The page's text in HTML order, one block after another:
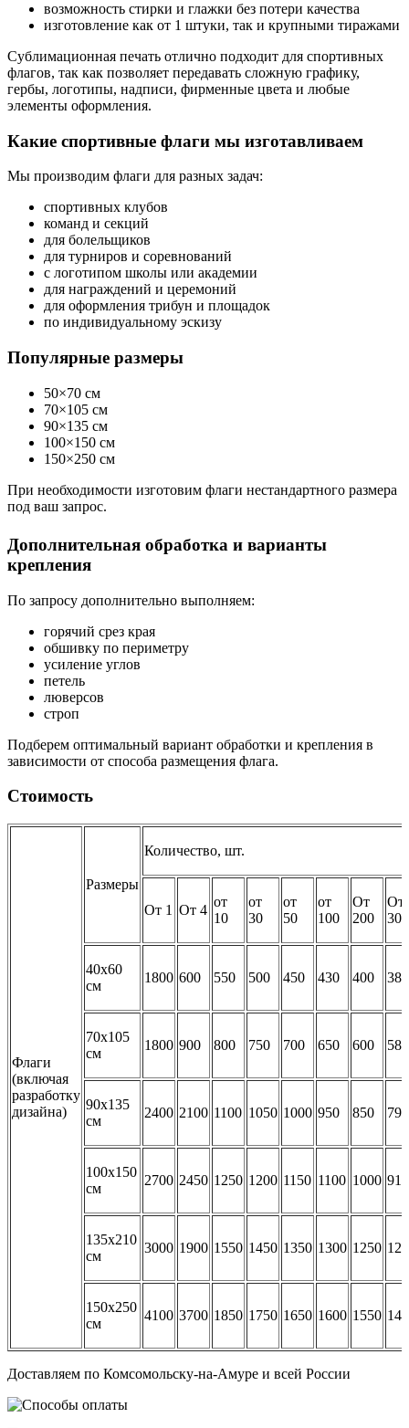
возможность стирки и глажки без потери качества
изготовление как от 1 штуки, так и крупными тиражами
Сублимационная печать отлично подходит для спортивных
флагов, так как позволяет передавать сложную графику,
гербы, логотипы, надписи, фирменные цвета и любые
элементы оформления.
Какие спортивные флаги мы изготавливаем
Мы производим флаги для разных задач:
спортивных клубов
команд и секций
для болельщиков
для турниров и соревнований
с логотипом школы или академии
для награждений и церемоний
для оформления трибун и площадок
по индивидуальному эскизу
Популярные размеры
50×70 см
70×105 см
90×135 см
100×150 см
150×250 см
При необходимости изготовим флаги нестандартного размера
под ваш запрос.
Дополнительная обработка и варианты
крепления
По запросу дополнительно выполняем:
горячий срез края
обшивку по периметру
усиление углов
петель
люверсов
строп
Подберем оптимальный вариант обработки и крепления в
зависимости от способа размещения флага.
Стоимость
Флаги
(включая
разработку
дизайна)
Размеры
Количество, шт.
От 1 От 4
от
10
от
30
от
50
от
100
От
200
От
301
40х60
см
1800 600 550 500 450 430 400 380
70х105
см
1800 900 800 750 700 650 600 580
90х135
см
2400 2100 1100 1050 1000 950 850 790
100х150
см
2700 2450 1250 1200 1150 1100 1000 910
135х210
см
3000 1900 1550 1450 1350 1300 1250
150х250
см
4100 3700 1850 1750 1650 1600 1550
Доставляем по Комсомольску-на-Амуре и всей России